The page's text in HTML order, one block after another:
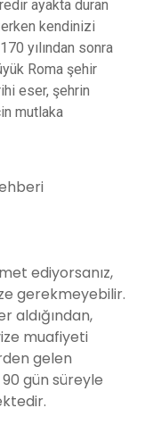
ayakta duran
kendinizi
yılından sonra
Roma şehir
eser, şehrin
mutlaka
ediyorsanız,
gerekmeyebilir.
aldığından,
muafiyeti
gelen
gün süreyle